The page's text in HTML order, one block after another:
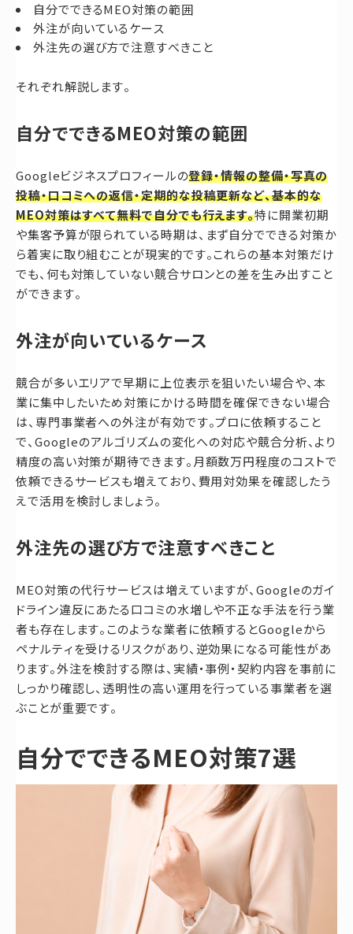
自分でできるMEO対策の範囲
外注が向いているケース
外注先の選び方で注意すべきこと
それぞれ解説します。
自分でできるMEO対策の範囲
Googleビジネスプロフィールの登録・情報の整備・写真の
投稿・口コミへの返信・定期的な投稿更新など、基本的な
MEO対策はすべて無料で自分でも行えます。特に開業初期
や集客予算が限られている時期は、まず自分でできる対策か
ら着実に取り組むことが現実的です。これらの基本対策だけ
でも、何も対策していない競合サロンとの差を生み出すこと
ができます。
外注が向いているケース
競合が多いエリアで早期に上位表示を狙いたい場合や、本
業に集中したいため対策にかける時間を確保できない場合
は、専門事業者への外注が有効です。プロに依頼すること
で、Googleのアルゴリズムの変化への対応や競合分析、より
精度の高い対策が期待できます。月額数万円程度のコストで
依頼できるサービスも増えており、費用対効果を確認したう
えで活用を検討しましょう。
外注先の選び方で注意すべきこと
MEO対策の代行サービスは増えていますが、Googleのガイ
ドライン違反にあたる口コミの水増しや不正な手法を行う業
者も存在します。このような業者に依頼するとGoogleから
ペナルティを受けるリスクがあり、逆効果になる可能性があ
ります。外注を検討する際は、実績・事例・契約内容を事前に
しっかり確認し、透明性の高い運用を行っている事業者を選
ぶことが重要です。
自分でできるMEO対策7選